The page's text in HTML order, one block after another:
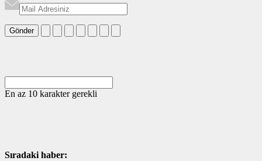
Gönder
En az 10 karakter gerekli
Sıradaki haber: